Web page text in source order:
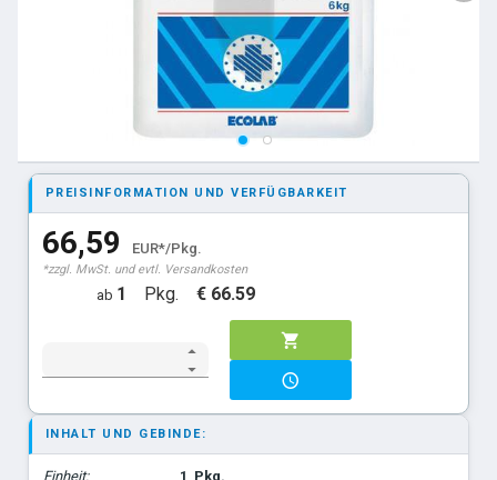
PREISINFORMATION UND VERFÜGBARKEIT
66,59 EUR*/Pkg.
*zzgl. MwSt. und evtl. Versandkosten
ab 1 Pkg. € 66.59
INHALT UND GEBINDE:
Einheit: 1 Pkg.